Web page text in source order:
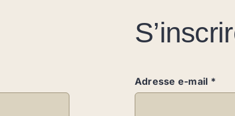
Adresse e-mail *